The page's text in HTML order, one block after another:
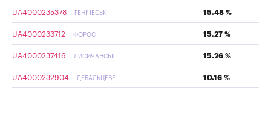
UA4000235378 ГЕНІЧЕСЬК 15.48 %
UA4000233712 ФОРОС 15.27 %
UA4000237416 ЛИСИЧАНСЬК 15.26 %
UA4000232904 ДЕБАЛЬЦЕВЕ 10.16 %